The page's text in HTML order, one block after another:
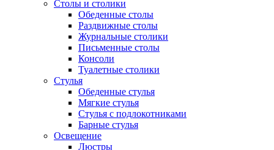
Столы и столики
Обеденные столы
Раздвижные столы
Журнальные столики
Письменные столы
Консоли
Туалетные столики
Стулья
Обеденные стулья
Мягкие стулья
Стулья с подлокотниками
Барные стулья
Освещение
Люстры